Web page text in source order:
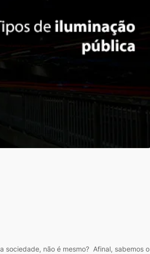
sociedade, não é mesmo? Afinal, sabemos o